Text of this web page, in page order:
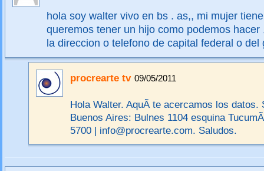
hola soy walter vivo en bs . as,, mi mujer
queremos tener un hijo como podemos hacer
la direccion o telefono de capital federal o del
procrearte tv 09/05/2011
Hola Walter. AquÃ­ te acercamos los datos.
Buenos Aires: Bulnes 1104 esquina
5700 | info@procrearte.com. Saludos.